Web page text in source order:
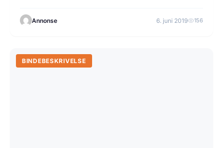
Annonse 6. juni 2019 156
BINDEBESKRIVELSE